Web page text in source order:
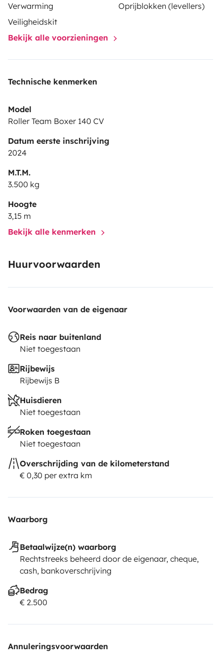
N’hésitez pas à nous contacter pour plus
d’informations.
location.
Situé à 5 minutes du Car-ferry, à 5 minutes de la gare
de Calais et à 10 minutes du Tunnel sous la manche et
de la gare de Calais-Fréthun.
Verwarming
Oprijblokken (levellers)
Veiligheidskit
Bekijk alle voorzieningen
Technische kenmerken
Model
Roller Team Boxer 140 CV
Datum eerste inschrijving
2024
M.T.M.
3.500 kg
Hoogte
3,15 m
Bekijk alle kenmerken
Huurvoorwaarden
Voorwaarden van de eigenaar
Reis naar buitenland
Niet toegestaan
Rijbewijs
Rijbewijs B
Huisdieren
Niet toegestaan
Roken toegestaan
Niet toegestaan
Overschrijding van de kilometerstand
€ 0,30 per extra km
Waarborg
Betaalwijze(n) waarborg
Rechtstreeks beheerd door de eigenaar, cheque,
cash, bankoverschrijving
Bedrag
€ 2.500
Annuleringsvoorwaarden